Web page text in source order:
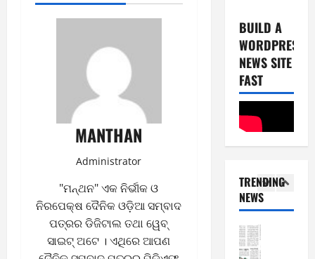
MANTHAN
Administrator
"ମନ୍ଥନ" ଏକ ନିର୍ଭୀକ ଓ
ନିରପେକ୍ଷ ଦୈନିକ ଓଡ଼ିଆ ସମ୍ବାଦ
ପତ୍ରର ଡିଜିଟାଲ ତଥା ୱେବ୍
ସାଇଟ୍ ଅଟେ । ଏଥିରେ ଆପଣ
BUILD A
WORDPRESS
NEWS SITE
FAST
TRENDING
NEWS
August
6,
2026
4
2
0
2
E-Paper
4
8
1
8
2